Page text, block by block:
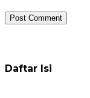
Daftar Isi